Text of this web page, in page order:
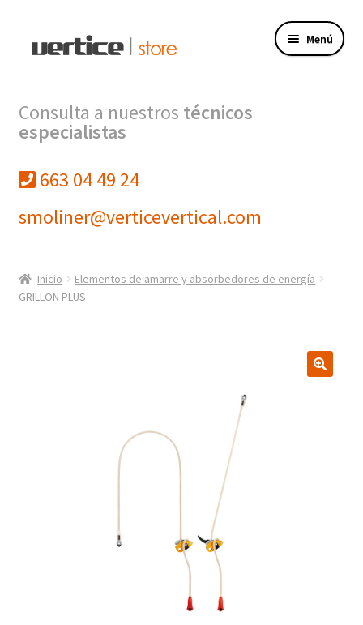
Menú
Productos
Finalizar compra
Mi cuenta
VERTICE FORMACION
Consulta a nuestros técnicos
especialistas
663 04 49 24
smoliner@verticevertical.com
Inicio
Elementos de amarre y absorbedores de energía
GRILLON PLUS